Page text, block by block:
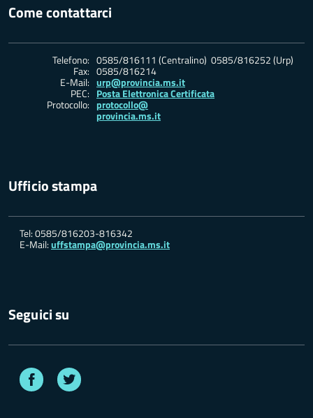
Come contattarci
Telefono: 0585/816111 (Centralino) 0585/816252 (Urp)
Fax: 0585/816214
E-Mail: urp@provincia.ms.it
PEC: Posta Elettronica Certificata
Protocollo: protocollo@
provincia.ms.it
Ufficio stampa
Tel: 0585/816203-816342
E-Mail:uffstampa@provincia.ms.it
Seguici su
Facebook